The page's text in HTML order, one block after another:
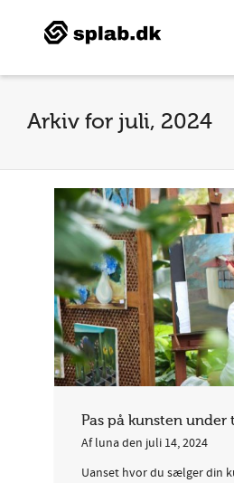
Arkiv for juli, 2024
Pas på kunsten under
Aflunaden juli 14, 2024
Uanset hvor du sælger din